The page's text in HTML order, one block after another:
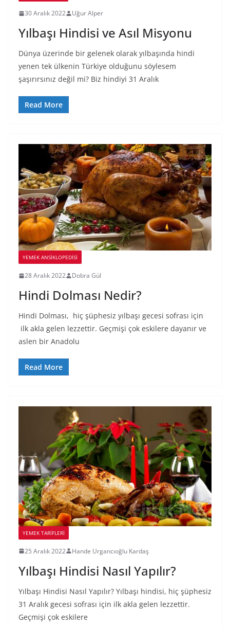
30 Aralık 2022 Uğur Alper
Yılbaşı Hindisi ve Asıl Misyonu
Dünya üzerinde bir gelenek olarak yılbaşında hindi
yenen tek ülkenin Türkiye olduğunu söylesem
şaşırırsınız değil mi? Biz hindiyi 31 Aralık
Read More
YEMEK ANSİKLOPEDİSİ
28 Aralık 2022 Dobra Gül
Hindi Dolması Nedir?
Hindi Dolması, hiç şüphesiz yılbaşı gecesi sofrası için
ilk akla gelen lezzettir. Geçmişi çok eskilere dayanır ve
aslen bir Anadolu
Read More
YEMEK TARİFLERİ
25 Aralık 2022 Hande Urgancıoğlu Kardaş
Yılbaşı Hindisi Nasıl Yapılır?
Yılbaşı Hindisi Nasıl Yapılır? Yılbaşı hindisi, hiç şüphesiz
31 Aralık gecesi sofrası için ilk akla gelen lezzettir.
Geçmişi çok eskilere